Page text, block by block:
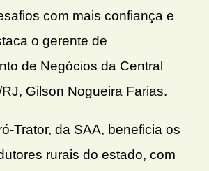
com mais confiança e
o gerente de
de Negócios da Central
Gilson Nogueira Farias.
Trator, da SAA, beneficia os
rurais do estado, com